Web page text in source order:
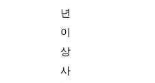
년
이
상
사